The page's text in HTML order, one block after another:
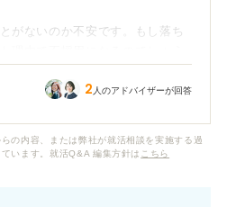
がないのか不安です。もし落ち
理由で不採用になるのでしょう
2 人のアドバイザーが回答
の内容、または弊社が就活相談を実施する過
います。就活Q&A 編集方針は こちら